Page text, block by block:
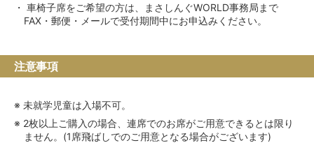
車椅子席をご希望の方は、まさしんぐWORLD事務局まで
FAX・郵便・メールで受付期間中にお申込みください。
注意事項
未就学児童は入場不可。
2枚以上ご購入の場合、連席でのお席がご用意できるとは限り
ません。(1席飛ばしでのご用意となる場合がございます)